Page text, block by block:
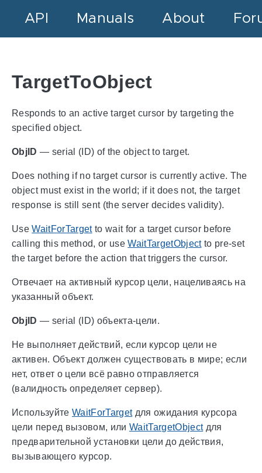
API Manuals About
TargetToObject
Responds to an active target cursor by targeting the
specified object.
ObjID — serial (ID) of the object to target.
Does nothing if no target cursor is currently active. The
object must exist in the world; if it does not, the target
response is still sent (the server decides validity).
UseWaitForTargetto wait for a target cursor before
calling this method, or useWaitTargetObjectto pre-set
the target before the action that triggers the cursor.
Отвечает на активный курсор цели, нацеливаясь на
указанный объект.
ObjID — serial (ID) объекта-цели.
Не выполняет действий, если курсор цели не
активен. Объект должен существовать в мире; если
нет, ответ о цели всё равно отправляется
(валидность определяет сервер).
Используйте WaitForTargetдля ожидания курсора
цели перед вызовом, или WaitTargetObjectдля
предварительной установки цели до действия,
вызывающего курсор.